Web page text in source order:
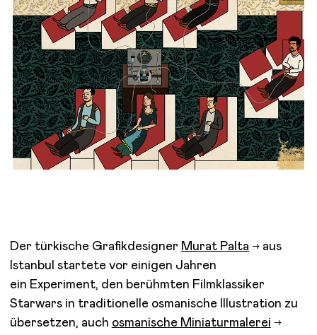
Der türkische Grafikdesigner Murat Palta
aus
Istanbul startete vor einigen Jahren
ein Experiment, den berühmten Filmklassiker
Starwars in traditionelle osmanische Illustration zu
übersetzen, auch osmanische Miniaturmalerei